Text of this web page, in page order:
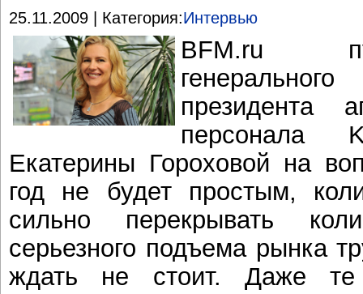
25.11.2009 | Категория:Интервью
BFM.ru
президента
персонала
Екатерины Гороховой на
год не будет простым,
сильно перекрывать
серьезного подъема рынка
ждать не стоит. Даже те